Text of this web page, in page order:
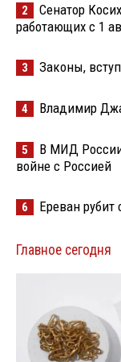
2
Сенатор
работающих с 1
3 Законы,
4 Владимир
5
В МИД
войне с Россией
6 Ереван рубит
Главное сегодня